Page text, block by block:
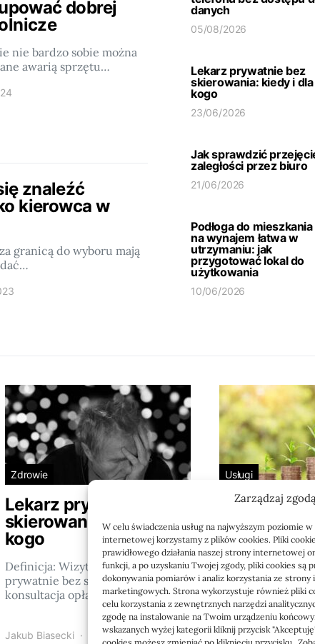
Zarządzaj
W celu świadczenia usług na najwyższym poziomie
internetowej korzystamy z plików cookies. Pliki
prawidłowego działania naszej strony internetowej
funkcji, a po uzyskaniu Twojej zgody, pliki cookies są
dokonywania pomiarów i analiz korzystania ze
marketingowych. Strona wykorzystuje również pliki
celu korzystania z zewnętrznych narzędzi
zgodę na instalowanie na Twoim urządzeniu
wskazanych wyżej kategorii kliknij przycisk
dobrej
nie bardzo sobie można
awarią sprzętu…
znaleźć
kierowca w
granicą do wyboru mają
danych
05/08/2026
Lekarz prywatnie bez
skierowania: kiedy i dla
kogo
23/06/2026
Jak sprawdzić
zaległości przez biuro
21/06/2026
Podłoga do mieszkania
na wynajem łatwa w
utrzymaniu: jak
przygotować lokal do
użytkowania
10/06/2026
Zdrowie
Lekarz prywatnie bez
skierowania: kiedy i dla
kogo
Definicja: Wizyta u lekarza
prywatnie bez skierowania to
konsultacja opłacana…
Jakub Biasecki 23/06/2026
Usługi
Jak
przejęcie
przez biuro
Definicja:
biuro
zaległości w
Jola 21/06/2026